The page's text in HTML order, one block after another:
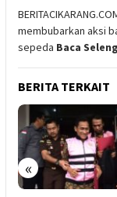
membubarkan aksi
sepeda Baca
BERITA TERKAIT
«